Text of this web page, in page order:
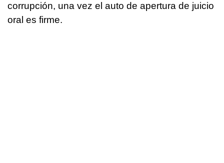
corrupción, una vez el auto de apertura de juicio
oral es firme.